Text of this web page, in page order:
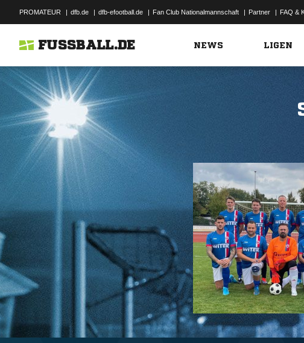
PROMATEUR | dfb.de | dfb-efootball.de | Fan Club Nationalmannschaft | Partner | FAQ &
FUSSBALL.DE NEWS LIGEN